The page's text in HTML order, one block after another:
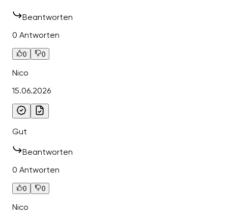
Beantworten
0 Antworten
0 0
Nico
15.06.2026
Gut
Beantworten
0 Antworten
0 0
Nico